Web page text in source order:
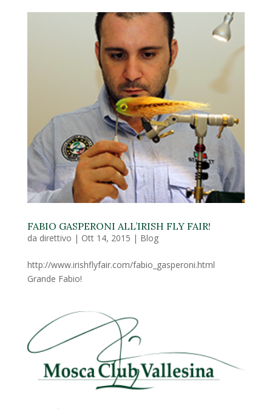
FABIO GASPERONI ALL’IRISH FLY FAIR!
da direttivo | Ott 14, 2015 | Blog
http://www.irishflyfair.com/fabio_gasperoni.html
Grande Fabio!